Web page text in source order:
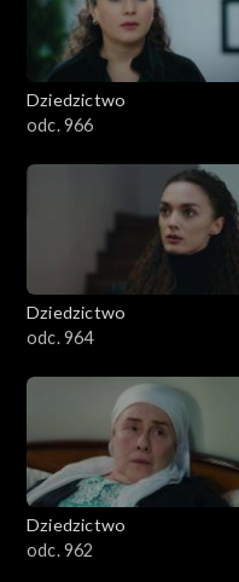
Dziedzictwo
odc. 966
Dziedzictwo
odc. 964
Dziedzictwo
odc. 962